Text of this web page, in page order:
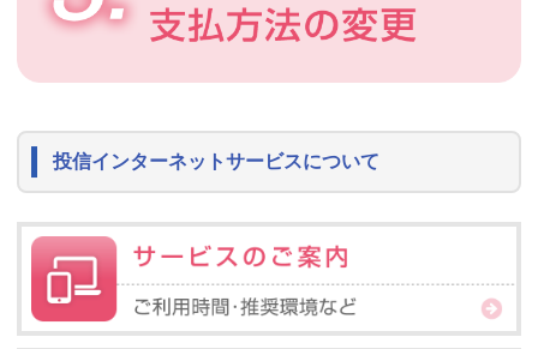
スのお知らせ
投資信託 当金庫取扱ファンド 基準価額の下落について（3月
2026年03月09日
投資信託 当金庫取扱ファンド 基準価額の下落について（3月9
日）
2026年03月04日
投資信託 当金庫取扱ファンド 基準価額の下落について（3月4
日）
2026年02月06日
投信インターネットサービスについて